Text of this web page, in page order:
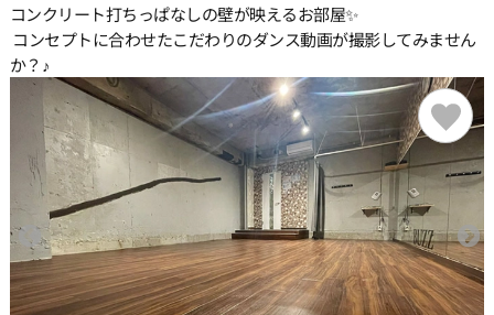
コンクリート打ちっぱなしの壁が映えるお部屋✨
コンセプトに合わせたこだわりのダンス動画が撮影してみません
か？♪